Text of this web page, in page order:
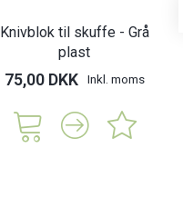
Knivblok til skuffe - Grå
plast
75,00 DKK Inkl. moms